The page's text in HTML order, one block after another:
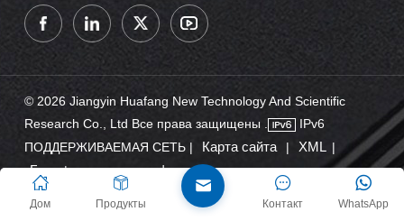
© 2026 Jiangyin Huafang New Technology And Scientific
Research Co., Ltd Все права защищены .
IPv6
ПОДДЕРЖИВАЕМАЯ СЕТЬ |
Карта сайта | XML |
Блог | политика конфиденциальности
Дом Продукты WhatsApp
Контакт